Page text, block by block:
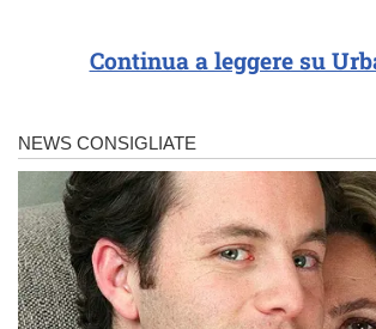
Continua a leggere su